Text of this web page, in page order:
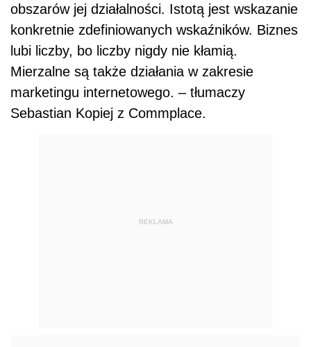
obszarów jej działalności. Istotą jest wskazanie
konkretnie zdefiniowanych wskaźników. Biznes
lubi liczby, bo liczby nigdy nie kłamią.
Mierzalne są także działania w zakresie
marketingu internetowego. – tłumaczy
Sebastian Kopiej z Commplace.
REKLAMA